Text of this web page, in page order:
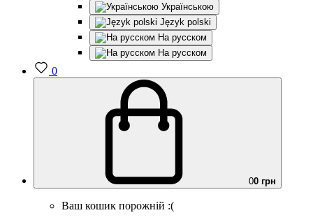
Українською
Język polski
На русском
На русском
0
00 грн
Ваш кошик порожній :(